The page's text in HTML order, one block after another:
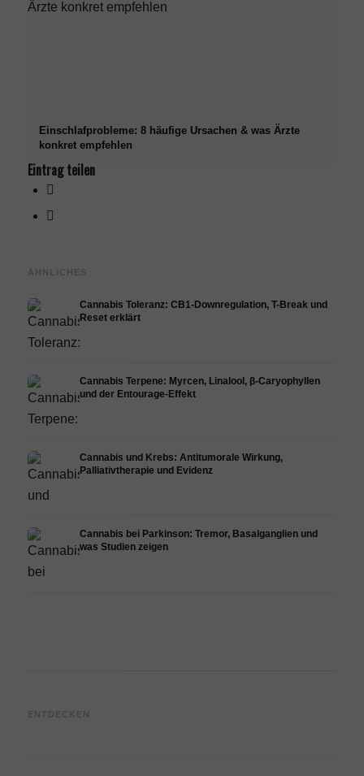
Einschlafprobleme: 8 häufige Ursachen & was Ärzte
konkret empfehlen
Eintrag teilen
ÄHNLICHES
Cannabis Toleranz: CB1-Downregulation, T-Break und
Reset erklärt
Cannabis Terpene: Myrcen, Linalool, β-Caryophyllen
und der Entourage-Effekt
Cannabis und Krebs: Antitumorale Wirkung,
Palliativtherapie und Evidenz
Cannabis bei Parkinson: Tremor, Basalganglien und
was Studien zeigen
ENTDECKEN
Dopamin, Selbstmedikation